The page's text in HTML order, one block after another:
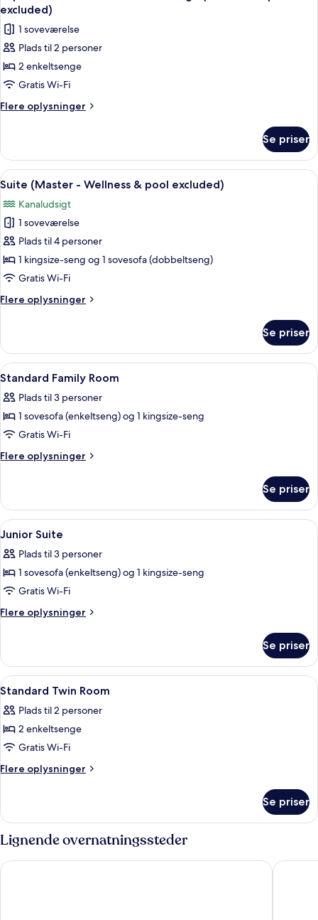
kingsize-
(Wellness
&
excluded)
alle
billeder
af
Superior-
værelse
med
2
&
pool
excluded)
excluded)
1 soveværelse
Plads til 2 personer
2 enkeltsenge
Gratis Wi-Fi
Flere oplysninger
Flere
værelse
med
2
enkeltsenge
(Wellness
&
excluded)
Se priser
Indlæs
alle
billeder
af
Suite
(Master
-
&
Et moderne hotelværelse med en
7
Suite (Master - Wellness & pool excluded)
Kanaludsigt
1 soveværelse
Plads til 4 personer
1 kingsize-seng og 1 sovesofa (dobbeltseng)
Gratis Wi-Fi
Flere oplysninger
Flere
(Master
Wellness
pool
excluded)
Se priser
Indlæs
alle
billeder
af
Standard
Family
Et hotelværelse med to senge, et
4
Standard Family Room
Plads til 3 personer
1 sovesofa (enkeltseng) og 1 kingsize-seng
Gratis Wi-Fi
Flere oplysninger
Flere
Family
Room
Se priser
Indlæs
alle
billeder
af
Junior
Suite
Et moderne hotelværelse med en
3
Junior Suite
Plads til 3 personer
1 sovesofa (enkeltseng) og 1 kingsize-seng
Gratis Wi-Fi
Flere oplysninger
Flere
Suite
Se priser
Indlæs
alle
billeder
af
Standard
Twin
Et hotelværelse med to senge, en
4
Standard Twin Room
Plads til 2 personer
2 enkeltsenge
Gratis Wi-Fi
Flere oplysninger
Flere
Twin
Se priser
Lignende overnatningssteder
Tivoli Hotel